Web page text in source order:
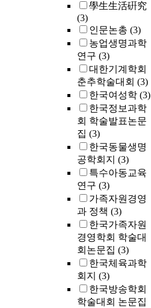
學生生活硏究
(3)
인문논총 (3)
농업생명과학
연구 (3)
대한기계학회
춘추학술대회 (3)
한국여성학 (3)
한국정보과학
회 학술발표논문
집 (3)
한국동물생명
공학회지 (3)
특수아동교육
연구 (3)
가족자원경영
과 정책 (3)
한국가족자원
경영학회 학술대
회논문집 (3)
한국체육과학
회지 (3)
한국방송학회
학술대회 논문집